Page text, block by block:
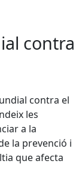
contra
contra el
les
a la
la prevenció i
que afecta